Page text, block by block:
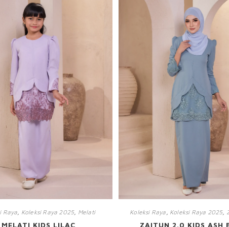
Raya Koleksi Raya 2025, Melati
MELATI KIDS LILAC
Koleksi Raya Koleksi Raya 2025,
ZAITUN 2.0 KIDS ASH